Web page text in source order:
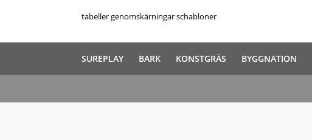
tabeller genomskärningar schabloner
SUREPLAY BARK KONSTGRÄS BYGGNATION